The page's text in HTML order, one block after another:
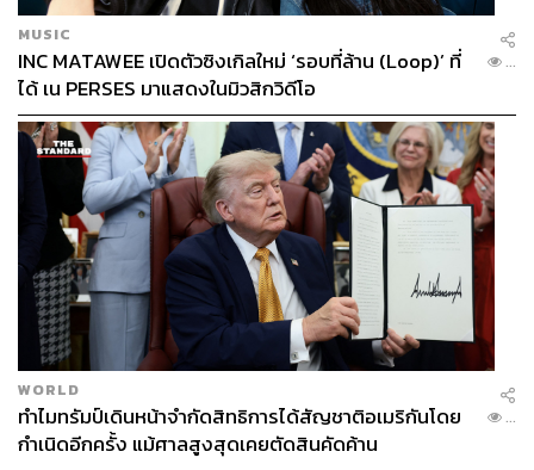
MUSIC
INC MATAWEE เปิดตัวซิงเกิลใหม่ ‘รอบที่ล้าน (Loop)’ ที่
ได้ เน PERSES มาแสดงในมิวสิกวิดีโอ
...
WORLD
ทำไมทรัมป์เดินหน้าจำกัดสิทธิการได้สัญชาติอเมริกันโดย
กำเนิดอีกครั้ง แม้ศาลสูงสุดเคยตัดสินคัดค้าน
...